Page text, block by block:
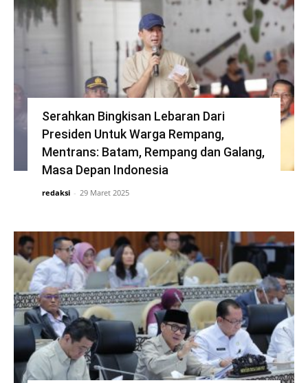
Serahkan Bingkisan Lebaran Dari
Presiden Untuk Warga Rempang,
Mentrans: Batam, Rempang dan Galang,
Masa Depan Indonesia
redaksi - 29 Maret 2025